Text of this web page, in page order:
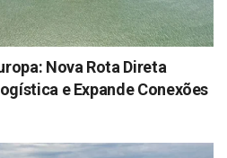
Nova Rota Direta
e Expande Conexões